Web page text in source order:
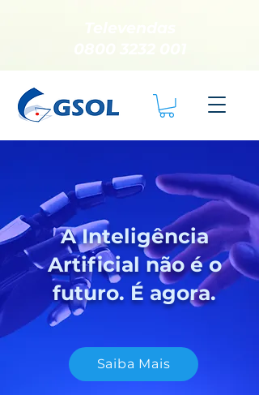
A Inteligência
Artificial não é o
futuro. É agora.
Saiba Mais